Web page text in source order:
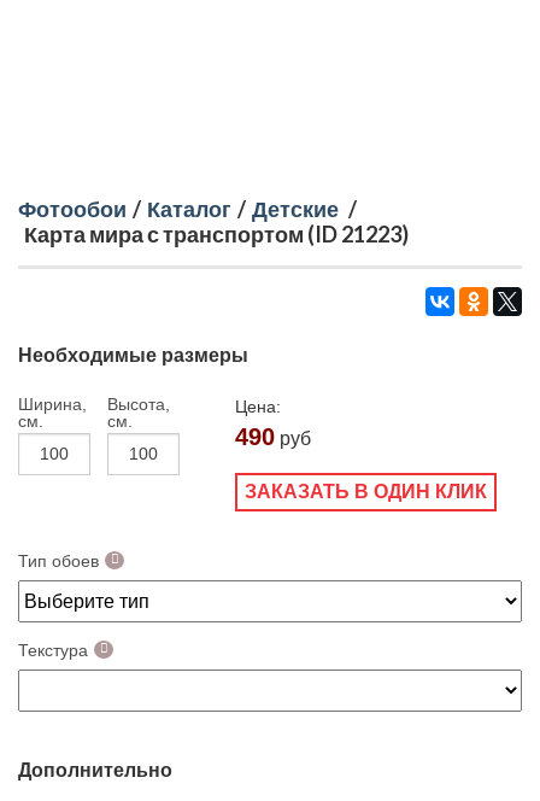
Фотообои / Каталог / Детские /
Карта мира с транспортом (ID 21223)
Необходимые размеры
Ширина,
см.
Высота,
см.
Цена:
490 руб
ЗАКАЗАТЬ В ОДИН КЛИК
Тип обоев
Текстура
Дополнительно